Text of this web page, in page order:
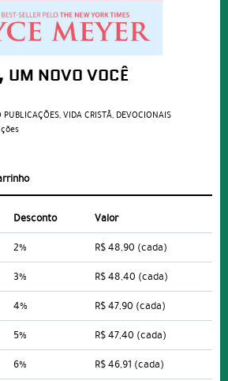
UM NOVO VOCÊ
PUBLICAÇÕES,VIDA CRISTÃ, DEVOCIONAIS
Desconto
Valor
2% R$ 48,90 (cada)
3% R$ 48,40 (cada)
4% R$ 47,90 (cada)
5% R$ 47,40 (cada)
6% R$ 46,91 (cada)